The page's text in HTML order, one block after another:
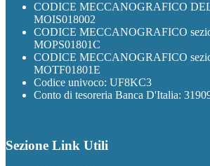
CODICE MECCANOGRAFICO
MOIS018002
CODICE MECCANOGRAFICO
MOPS01801C
CODICE MECCANOGRAFICO
MOTF01801E
Codice univoco: UF8KC3
Conto di tesoreria Banca D'Italia:
Sezione Link Utili